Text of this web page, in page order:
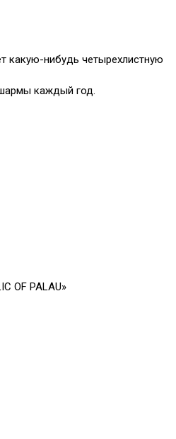
какую-нибудь четырехлистную
каждый год.
OF PALAU»